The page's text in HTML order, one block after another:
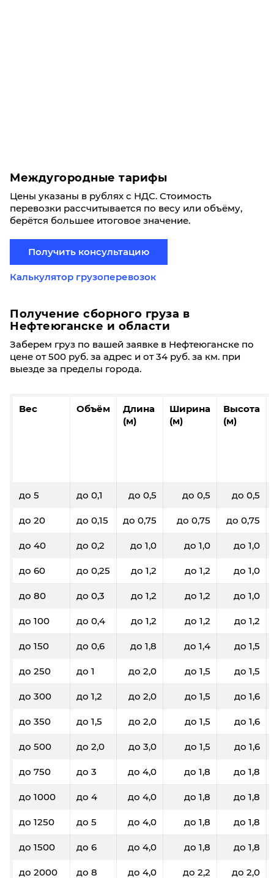
Междугородные тарифы
Цены указаны в рублях с НДС. Стоимость
перевозки рассчитывается по весу или объёму,
берётся большее итоговое значение.
Получить консультацию
Калькулятор грузоперевозок
Получение сборного груза в
Нефтеюганске и области
Заберем груз по вашей заявке в Нефтеюганске по
цене от 500 руб. за адрес и от 34 руб. за км. при
выезде за пределы города.
Вес Объём
Длина
(м)
Ширина
(м)
Высота
(м)
до 5 до 0,1 до 0,5 до 0,5 до 0,5
до 20 до 0,15 до 0,75 до 0,75 до 0,75
до 40 до 0,2 до 1,0 до 1,0 до 1,0
до 60 до 0,25 до 1,2 до 1,2 до 1,0
до 80 до 0,3 до 1,2 до 1,2 до 1,0
до 100 до 0,4 до 1,2 до 1,2 до 1,2
до 150 до 0,6 до 1,8 до 1,4 до 1,5
до 250 до 1 до 2,0 до 1,5 до 1,5
до 300 до 1,2 до 2,0 до 1,5 до 1,6
до 350 до 1,5 до 2,0 до 1,5 до 1,6
до 500 до 2,0 до 3,0 до 1,5 до 1,6
до 750 до 3 до 4,0 до 1,8 до 1,8
до 1000 до 4 до 4,0 до 1,8 до 1,8
до 1250 до 5 до 4,0 до 1,8 до 1,8
до 1500 до 6 до 4,0 до 1,8 до 1,8
до 2000 до 8 до 4,0 до 2,2 до 2,0